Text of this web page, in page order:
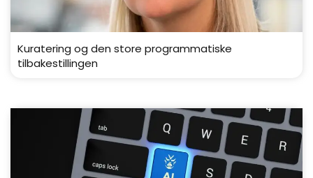
Kuratering og den store programmatiske
tilbakestillingen